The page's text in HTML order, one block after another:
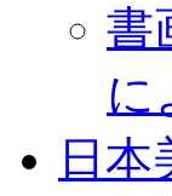
書
に
日本